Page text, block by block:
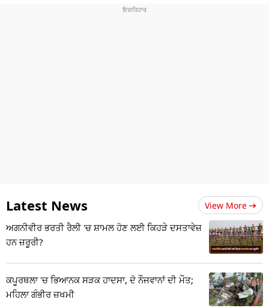
Latest News View More
ਅਗਨੀਵੀਰ ਭਰਤੀ ਰੈਲੀ 'ਚ ਸ਼ਾਮਲ ਹੋਣ ਲਈ ਕਿਹੜੇ ਦਸਤਾਵੇਜ਼
ਹਨ ਜ਼ਰੂਰੀ?
ਕਪੂਰਥਲਾ 'ਚ ਭਿਆਨਕ ਸੜਕ ਹਾਦਸਾ, ਦੋ ਨੌਜਵਾਨਾਂ ਦੀ ਮੌਤ;
ਮਹਿਲਾ ਗੰਭੀਰ ਜ਼ਖਮੀ